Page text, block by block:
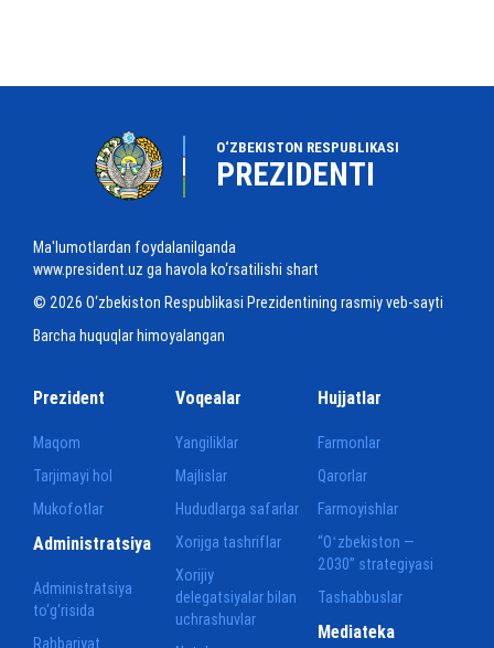
O‘ZBEKISTON RESPUBLIKASI
PREZIDENTI
Ma'lumotlardan foydalanilganda
www.president.uz ga havola ko‘rsatilishi shart
© 2026 O‘zbekiston Respublikasi Prezidentining rasmiy veb-sayti
Barcha huquqlar himoyalangan
Prezident
Maqom
Tarjimayi hol
Mukofotlar
Voqealar
Yangiliklar
Majlislar
Hududlarga safarlar
Xorijga tashriflar
Xorijiy
delegatsiyalar bilan
uchrashuvlar
Hujjatlar
Farmonlar
Qarorlar
Farmoyishlar
“Oʻzbekiston —
2030” strategiyasi
Tashabbuslar
Administratsiya
Administratsiya
to‘g‘risida
Rahbariyat
Mediateka